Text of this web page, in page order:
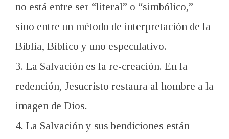
no está entre ser “literal” o “simbólico,”
sino entre un método de interpretación de la
Biblia, Bíblico y uno especulativo.
3. La Salvación es la re-creación. En la
redención, Jesucristo restaura al hombre a la
imagen de Dios.
4. La Salvación y sus bendiciones están